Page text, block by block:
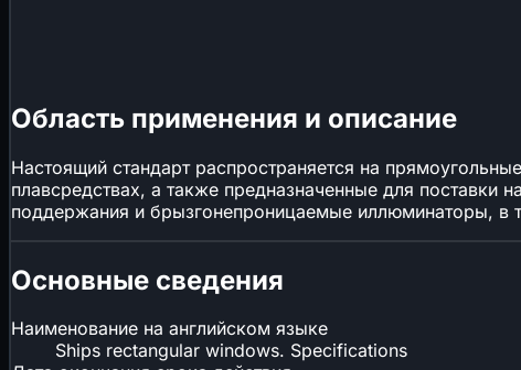
Область применения и описание
Настоящий стандарт распространяется на
плавсредствах, а также предназначенные для поставки
поддержания и брызгонепроницаемые иллюминаторы, в
Основные сведения
Наименование на английском языке
Ships rectangular windows. Specifications